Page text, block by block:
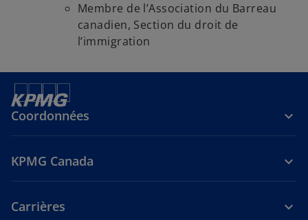
Membre de l’Association du Barreau
canadien, Section du droit de
l’immigration
Coordonnées
KPMG Canada
Carrières